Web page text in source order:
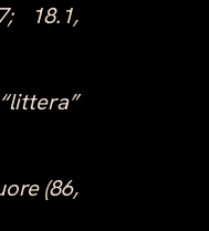
18.1,
(86,